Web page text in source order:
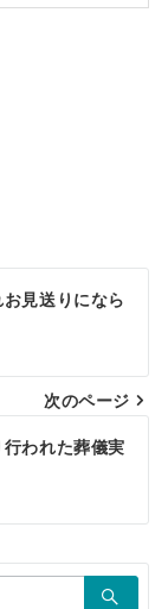
見送りになら
次のページ
われた葬儀実